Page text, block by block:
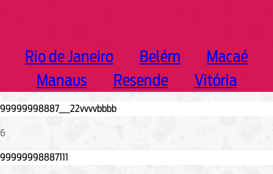
Rio de Janeiro Belém
Macaé
Manaus
Resende Vitória
6